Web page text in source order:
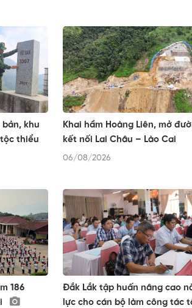
bản, khu
thiểu
Khai hầm Hoàng Liên, mở
kết nối Lai Châu – Lào Cai
06/08/2026
186
Đắk Lắk tập huấn nâng cao
lực cho cán bộ làm công tác